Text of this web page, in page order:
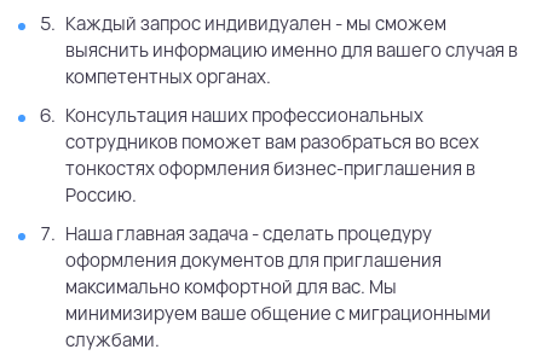
Каждый запрос индивидуален - мы сможем
выяснить информацию именно для вашего случая в
компетентных органах.
Консультация наших профессиональных
сотрудников поможет вам разобраться во всех
тонкостях оформления бизнес-приглашения в
Россию.
Наша главная задача - сделать процедуру
оформления документов для приглашения
максимально комфортной для вас. Мы
минимизируем ваше общение с миграционными
службами.